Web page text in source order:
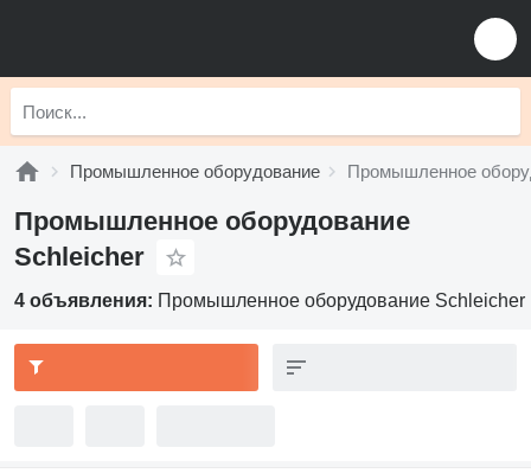
Промышленное оборудование Промышленное
Промышленное оборудование
Schleicher
4 объявления: Промышленное оборудование Schleicher